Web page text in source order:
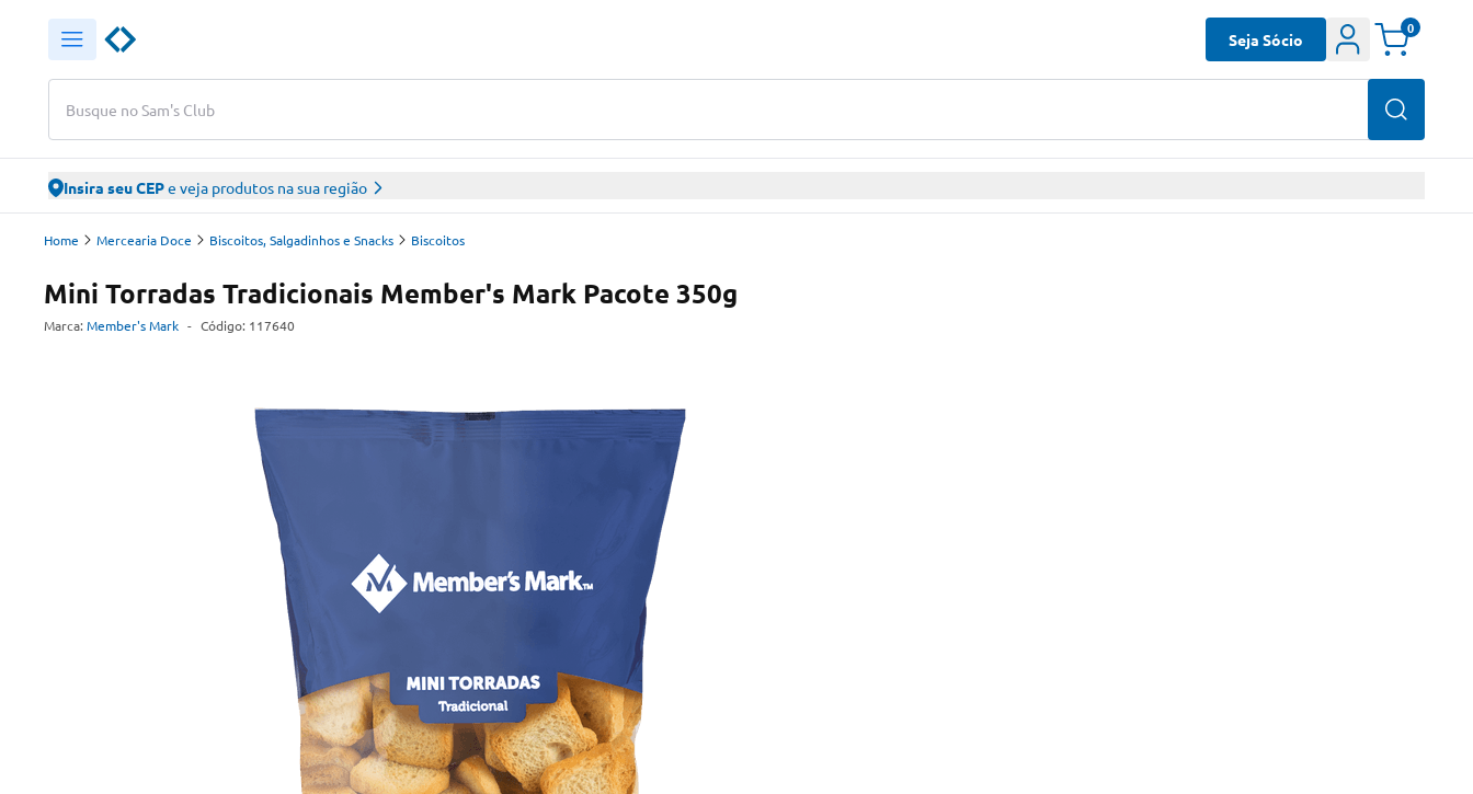
Busque no Sam's Club
Seja Sócio
0
Insira seu CEPe veja produtos na sua região
Home Mercearia Doce Biscoitos, Salgadinhos e Snacks Biscoitos
Mini Torradas Tradicionais Member's Mark Pacote 350g
Marca: Member's Mark - Código: 117640